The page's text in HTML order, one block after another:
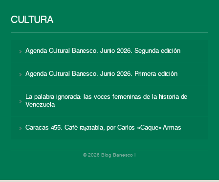
CULTURA
Agenda Cultural Banesco. Junio 2026. Segunda edición
Agenda Cultural Banesco. Junio 2026. Primera edición
La palabra ignorada: las voces femeninas de la historia de
Venezuela
Caracas 455: Café rajatabla, por Carlos «Caque» Armas
© 2026 Blog Banesco |